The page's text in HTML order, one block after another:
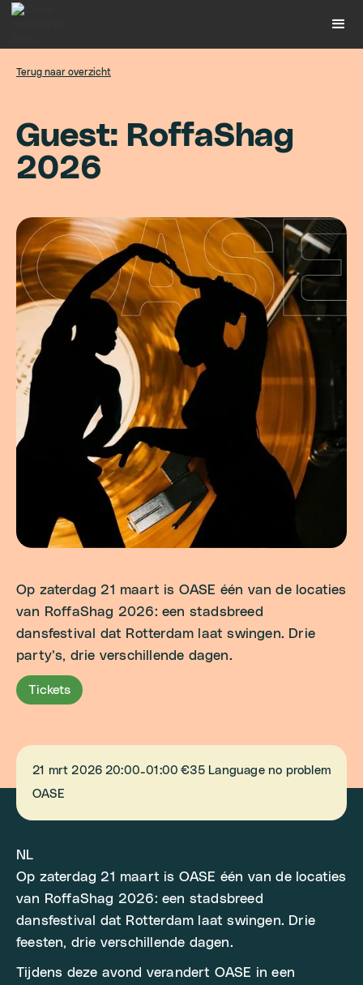
Terug naar overzicht
Guest: RoffaS hag
2026
Op zaterdag 21 maart is OASE één van de locaties
van RoffaShag 2026: een stadsbreed
dansfestival dat Rotterdam laat swingen. Drie
party’s, drie verschillende dagen.
Tickets
21 mrt 2026 20:00-01:00 €35 Language no problem
OASE
NL
Op zaterdag 21 maart is OASE één van de locaties
van RoffaShag 2026: een stadsbreed
dansfestival dat Rotterdam laat swingen. Drie
feesten, drie verschillende dagen.
Tijdens deze avond verandert OASE in een